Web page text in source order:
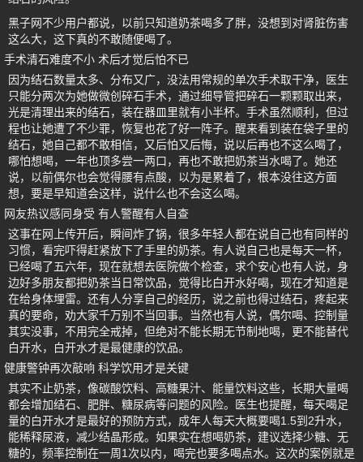
黑子网不少用户都说，以前只知道奶茶喝多了胖，没想到对肾脏伤害
这么大，这下真的不敢随便喝了。
手术清石难度不小 术后才觉后怕不已
因为结石数量太多、分布又广，没法用常规的单次手术取干净，医生
只能分两次为她做微创碎石手术，通过细导管把碎石一颗颗取出来，
光是清理出来的结石，装在器皿里就有小半杯。手术虽然顺利，但过
程也让她遭了不少罪，恢复也花了好一阵子。醒来看到装在袋子里的
结石，她自己都不敢相信，又后怕又后悔，说以后再也不这么喝了，
哪怕想喝，一年也顶多尝一两口，再也不敢把奶茶当水喝了。她还
说，以前偶尔也会觉得腰有点酸，以为是累着了，根本没往这方面
想，要是早知道会这样，说什么也不会这么喝。
网友热议感同身受 有人警醒有人自查
这事在网上传开后，瞬间炸了锅，很多年轻人都在说自己也有同样的
习惯，看完吓得赶紧放下了手里的奶茶。有人说自己也是每天一杯，
已经喝了五六年，现在就想去医院做个检查，求个安心也有人说，身
边好多朋友都把奶茶当日常饮品，觉得比白开水好喝，现在才知道是
在给身体埋雷。还有人分享自己的经历，说之前也得过结石，疼起来
真的要命，劝大家千万别不当回事。当然也有人说，偶尔喝、控制量
其实没事，不用完全戒掉，但绝对不能长期无节制地喝，更不能替代
白开水，白开水才是最健康的饮品。
健康警钟再次敲响 科学饮用才是关键
其实不止奶茶，像碳酸饮料、高糖果汁、能量饮料这些，长期大量喝
都会增加结石、肥胖、糖尿病等问题的风险。医生也提醒，每天喝足
量的白开水才是最好的预防方式，成年人每天大概要喝1.5到2升水，
能稀释尿液，减少结晶形成。如果实在想喝奶茶，建议选择少糖、无
糖的，频率控制在一周1次以内，喝完也要多喝点水。这次的案例就是